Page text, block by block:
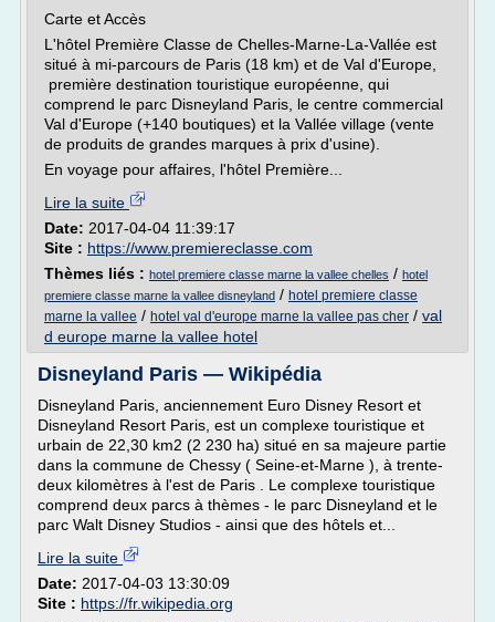
Carte et Accès
L'hôtel Première Classe de Chelles-Marne-La-Vallée est
situé à mi-parcours de Paris (18 km) et de Val d'Europe,
première destination touristique européenne, qui
comprend le parc Disneyland Paris, le centre commercial
Val d'Europe (+140 boutiques) et la Vallée village (vente
de produits de grandes marques à prix d'usine).
En voyage pour affaires, l'hôtel Première...
Lire la suite
Date: 2017-04-04 11:39:17
Site : https://www.premiereclasse.com
Thèmes liés : hotel premiere classe marne la vallee chelles / hotel
premiere classe marne la vallee disneyland / hotel premiere classe
marne la vallee / hotel val d'europe marne la vallee pas cher / val
d europe marne la vallee hotel
Disneyland Paris — Wikipédia
Disneyland Paris, anciennement Euro Disney Resort et
Disneyland Resort Paris, est un complexe touristique et
urbain de 22,30 km2 (2 230 ha) situé en sa majeure partie
dans la commune de Chessy ( Seine-et-Marne ), à trente-
deux kilomètres à l'est de Paris . Le complexe touristique
comprend deux parcs à thèmes - le parc Disneyland et le
parc Walt Disney Studios - ainsi que des hôtels et...
Lire la suite
Date: 2017-04-03 13:30:09
Site : https://fr.wikipedia.org